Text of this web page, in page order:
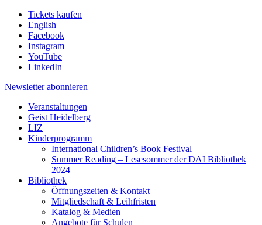
Tickets kaufen
English
Facebook
Instagram
YouTube
LinkedIn
Newsletter abonnieren
Veranstaltungen
Geist Heidelberg
LIZ
Kinderprogramm
International Children’s Book Festival
Summer Reading – Lesesommer der DAI Bibliothek
2024
Bibliothek
Öffnungszeiten & Kontakt
Mitgliedschaft & Leihfristen
Katalog & Medien
Angebote für Schulen